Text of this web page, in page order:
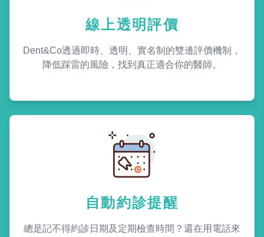
線上透明評價
Dent&Co透過即時、透明、實名制的雙邊評價機制，
降低踩雷的風險，找到真正適合你的醫師。
自動約診提醒
總是記不得約診日期及定期檢查時間？還在用電話來